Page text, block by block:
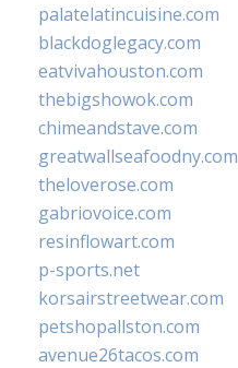
palatelatincuisine.com
blackdoglegacy.com
eatvivahouston.com
thebigshowok.com
chimeandstave.com
greatwallseafoodny.com
theloverose.com
gabriovoice.com
resinflowart.com
p-sports.net
korsairstreetwear.com
petshopallston.com
avenue26tacos.com